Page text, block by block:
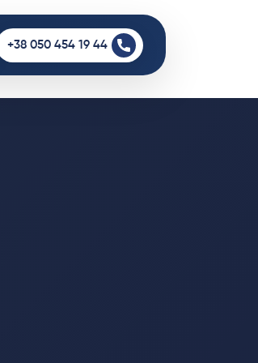
+38 050 454 19 44